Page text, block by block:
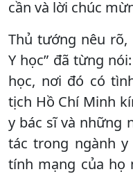
cần và lời chúc
Thủ tướng nêu rõ,
Y học” đã từng
học, nơi đó có
tịch Hồ Chí Minh
y bác sĩ và những
tác trong ngành y
tính mạng của họ